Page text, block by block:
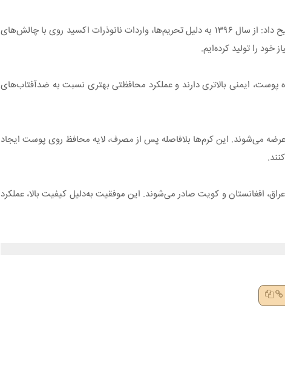
نفیسه نیک‌پی، کارشناس تحقیق و توسعه این شرکت نیز درباره اهمیت بومی‌سازی این نانومواد توضیح داد: از سال ۱۳۹۶ به دلیل تحریم‌ها، واردات نانوذرات اکسید روی با چالش‌های
را تولید کرده‌ایم.
پوست، ایمنی بالاتری دارند و عملکرد محافظتی بهتری نسبت به ضدآفتاب‌های
ضدآفتاب است که به بازار عرضه می‌شوند. این کرم‌ها بلافاصله پس از مصرف، لایه محافظ روی پوست ایجاد
افغانستان و کویت صادر می‌شوند. این موفقیت به‌دلیل کیفیت بالا، عملکرد